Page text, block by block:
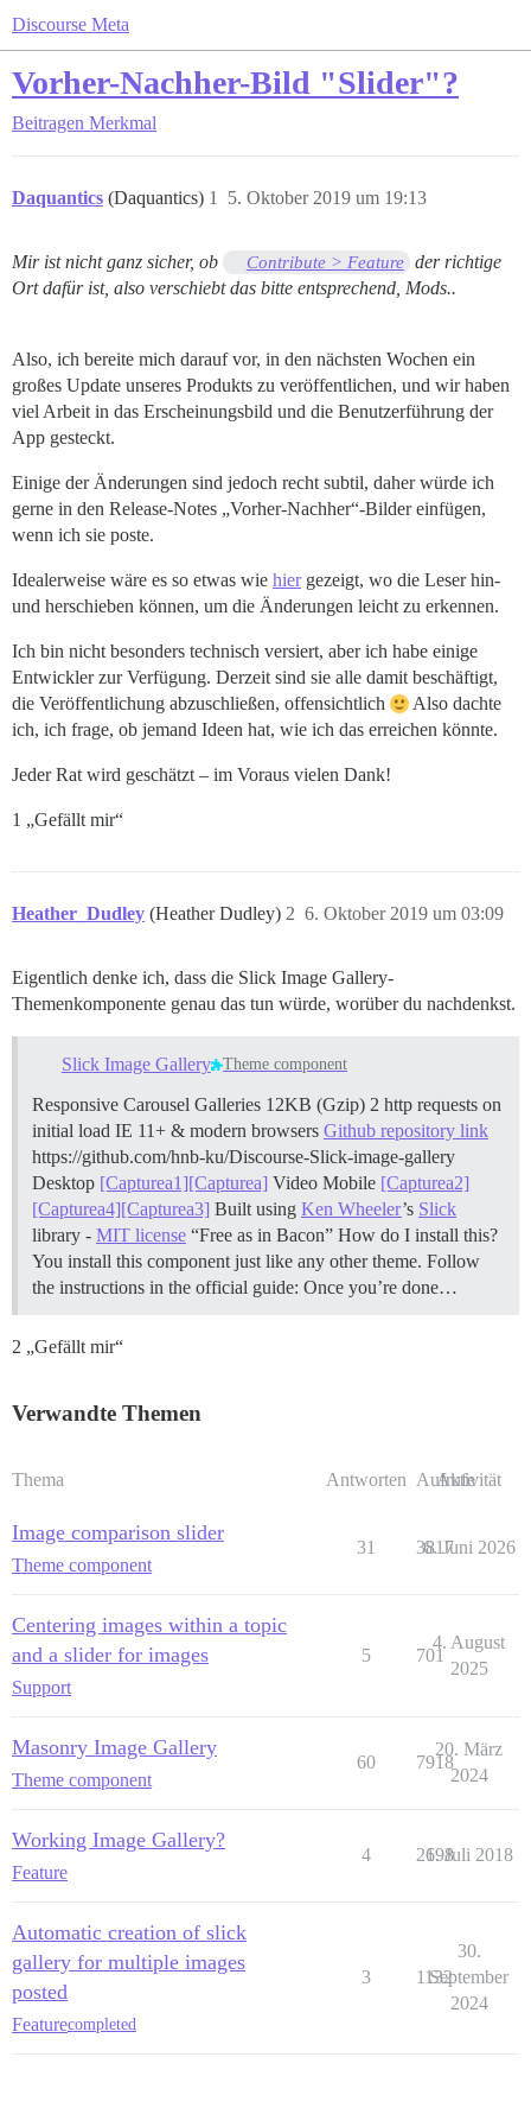
Discourse Meta
Vorher-Nachher-Bild "Slider"?
Beitragen Merkmal
Daquantics (Daquantics) 5. Oktober 2019 um 19:13
1
Mir ist nicht ganz sicher, ob Contribute > Feature der richtige
Ort dafür ist, also verschiebt das bitte entsprechend, Mods..
Also, ich bereite mich darauf vor, in den nächsten Wochen ein
großes Update unseres Produkts zu veröffentlichen, und wir haben
viel Arbeit in das Erscheinungsbild und die Benutzerführung der
App gesteckt.
Einige der Änderungen sind jedoch recht subtil, daher würde ich
gerne in den Release-Notes „Vorher-Nachher“-Bilder einfügen,
wenn ich sie poste.
Idealerweise wäre es so etwas wie hiergezeigt, wo die Leser hin-
und herschieben können, um die Änderungen leicht zu erkennen.
Ich bin nicht besonders technisch versiert, aber ich habe einige
Entwickler zur Verfügung. Derzeit sind sie alle damit beschäftigt,
die Veröffentlichung abzuschließen, offensichtlich
Also dachte
ich, ich frage, ob jemand Ideen hat, wie ich das erreichen könnte.
Jeder Rat wird geschätzt – im Voraus vielen Dank!
1 „Gefällt mir“
Heather_Dudley (Heather Dudley) 6. Oktober 2019 um 03:09
2
Eigentlich denke ich, dass die Slick Image Gallery-
Themenkomponente genau das tun würde, worüber du nachdenkst.
Slick Image Gallery Theme component
Responsive Carousel Galleries 12KB (Gzip) 2 http requests on
initial load IE 11+ & modern browsers Github repository link
https://github.com/hnb-ku/Discourse-Slick-image-gallery
Desktop [Capturea1][Capturea] Video Mobile [Capturea2]
[Capturea4][Capturea3] Built using Ken Wheeler’s Slick
library - MIT license “Free as in Bacon” How do I install this?
You install this component just like any other theme. Follow
the instructions in the official guide: Once you’re done…
2 „Gefällt mir“
Verwandte Themen
Thema Antworten Aufrufe
Aktivität
Image comparison slider
Theme component
31 3817
6. Juni 2026
Centering images within a topic
and a slider for images
Support
5 701
4. August
2025
Masonry Image Gallery
Theme component
60 7918
20. März
2024
Working Image Gallery?
Feature
4 2698
1. Juli 2018
Automatic creation of slick
gallery for multiple images
posted
Featurecompleted
3 1132
30.
September
2024